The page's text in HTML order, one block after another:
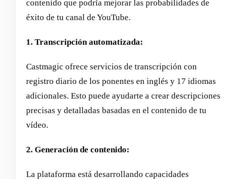
contenido que podría mejorar las probabilidades de
éxito de tu canal de YouTube.
1. Transcripción automatizada:
Castmagic ofrece servicios de transcripción con
registro diario de los ponentes en inglés y 17 idiomas
adicionales. Esto puede ayudarte a crear descripciones
precisas y detalladas basadas en el contenido de tu
vídeo.
2. Generación de contenido:
La plataforma está desarrollando capacidades